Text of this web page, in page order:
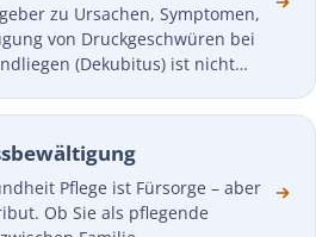
zu Ursachen, Symptomen,
von Druckgeschwüren bei
(Dekubitus) ist nicht…
Pflege ist Fürsorge – aber
Ob Sie als pflegende